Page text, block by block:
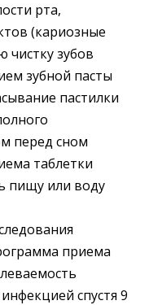
рта,
(кариозные
чистку зубов
зубной пасты
пастилки
перед сном
таблетки
пищу или воду
приема
спустя 9